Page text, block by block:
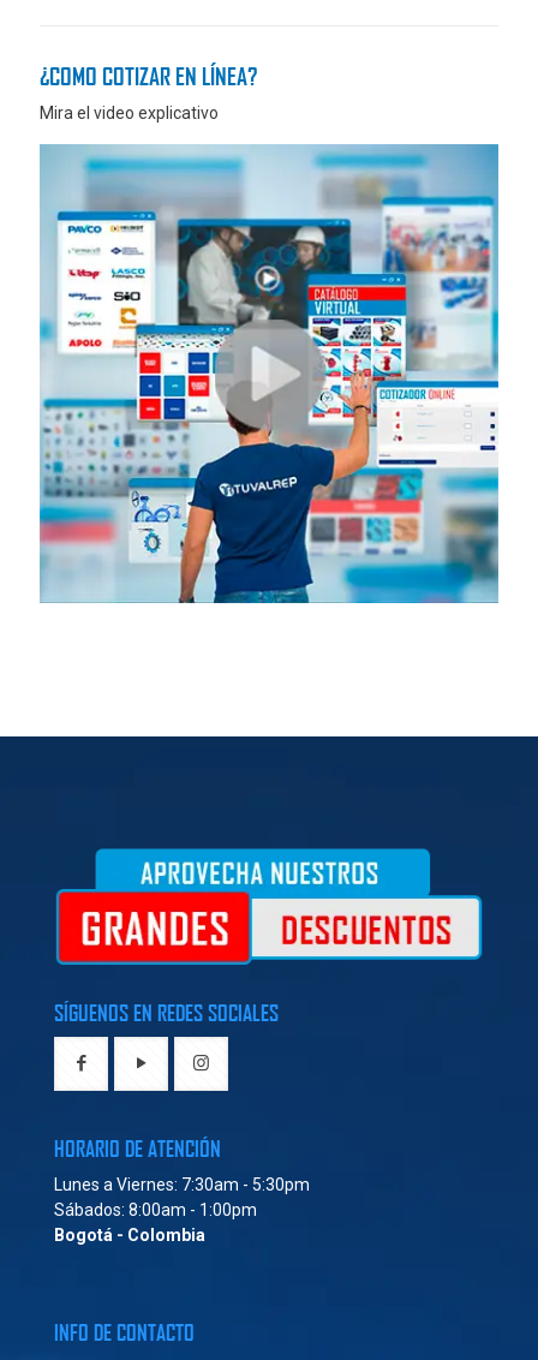
¿COMO COTIZAR EN LÍNEA?
Mira el video explicativo
SÍGUENOS EN REDES SOCIALES
HORARIO DE ATENCIÓN
Lunes a Viernes: 7:30am - 5:30pm
Sábados: 8:00am - 1:00pm
Bogotá - Colombia
INFO DE CONTACTO